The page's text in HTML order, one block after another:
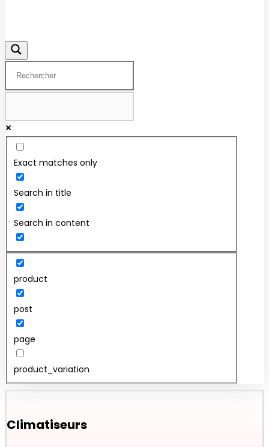
Exact matches only
Search in title
Search in content
product
post
page
product_variation
Climatiseurs